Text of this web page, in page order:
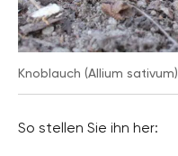
Knoblauch (Allium sativum)
So stellen Sie ihn her: